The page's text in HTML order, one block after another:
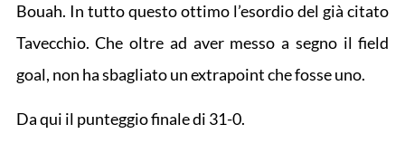
Bouah. In tutto questo ottimo l’esordio del già citato
Tavecchio. Che oltre ad aver messo a segno il field
goal, non ha sbagliato un extrapoint che fosse uno.
Da qui il punteggio finale di 31-0.